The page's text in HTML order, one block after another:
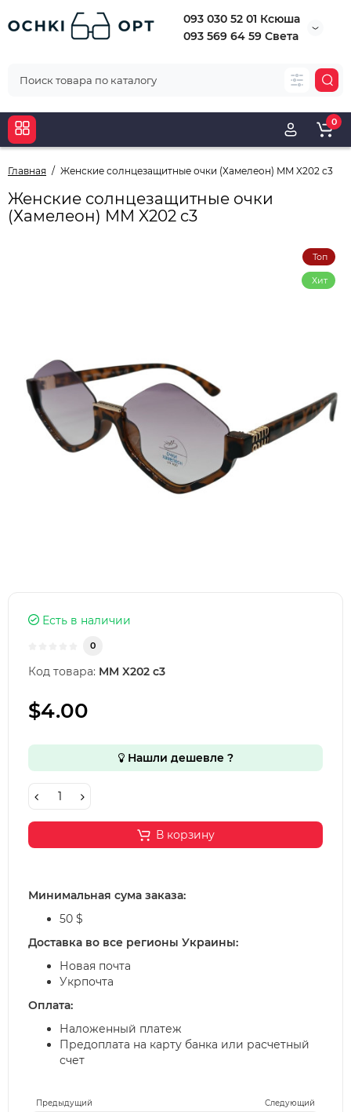
093 030 52 01 Ксюша
093 569 64 59 Света
0
Главная Женские солнцезащитные очки (Хамелеон) MM X202 c3
Женские солнцезащитные очки
(Хамелеон) MM X202 c3
Топ
Хит
Предыдущий Следующий
Есть в наличии
0
Код товара: MM X202 c3
$4.00
Нашли дешевле ?
В корзину
Минимальная сума заказа:
50 $
Доставка во все регионы Украины:
Новая почта
Укрпочта
Оплата:
Наложенный платеж
Предоплата на карту банка или расчетный
счет